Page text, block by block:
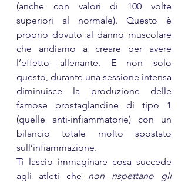
(anche con valori di 100 volte
superiori al normale). Questo è
proprio dovuto al danno muscolare
che andiamo a creare per avere
l’effetto allenante. E non solo
questo, durante una sessione intensa
diminuisce la produzione delle
famose prostaglandine di tipo 1
(quelle anti-infiammatorie) con un
bilancio totale molto spostato
sull’infiammazione.
Ti lascio immaginare cosa succede
agli atleti che non rispettano gli